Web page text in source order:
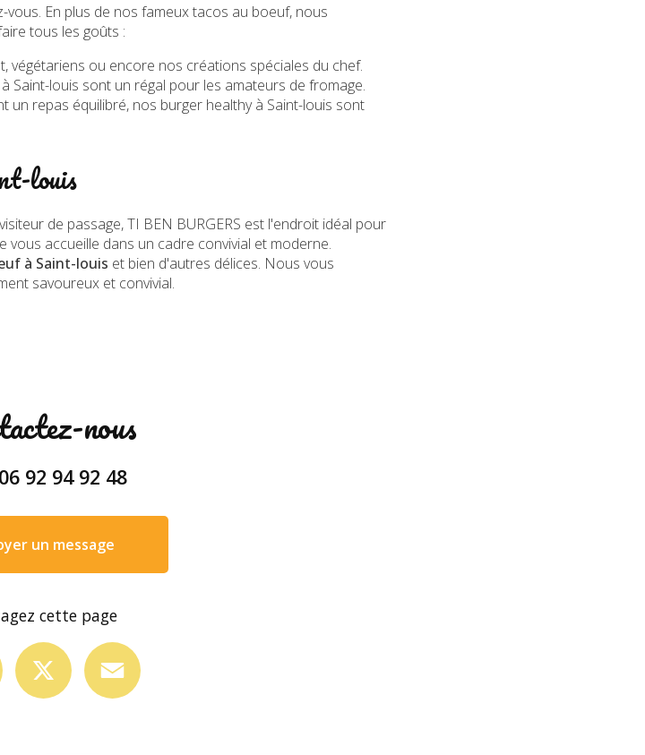
vous. En plus de nos fameux tacos au boeuf, nous
tous les goûts :
végétariens ou encore nos créations spéciales du chef.
Saint-louis sont un régal pour les amateurs de fromage.
un repas équilibré, nos burger healthy à Saint-louis sont
louis
de passage, TI BEN BURGERS est l'endroit idéal pour
accueille dans un cadre convivial et moderne.
à Saint-louis et bien d'autres délices. Nous vous
savoureux et convivial.
nous
06 92 94 92 48
un message
cette page
Facebook